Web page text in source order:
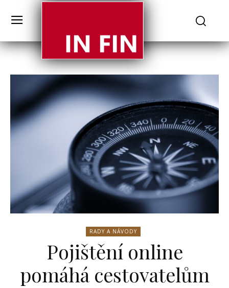
RADY A NÁVODY
Pojištění online
pomáhá cestovatelům